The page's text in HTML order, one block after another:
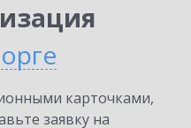
карточками,
заявку на